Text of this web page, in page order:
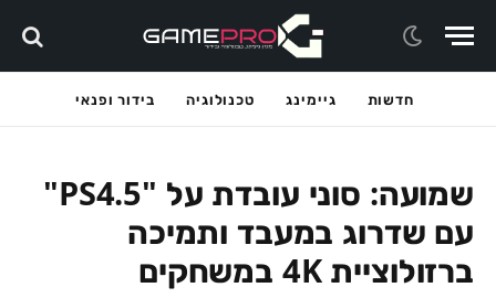
חדשות גיימינג טכנולוגיה בידור ופנאי
שמועה: סוני עובדת על "PS4.5"
עם שדרוג במעבד ותמיכה
ברזולוציית 4K במשחקים